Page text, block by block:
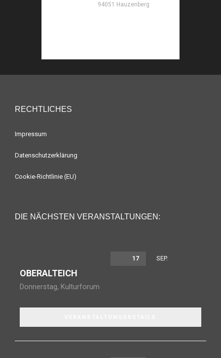
94051 Hauzenberg
RECHTLICHES
Impressum
Datenschutzerklärung
Cookie-Richtlinie (EU)
DIE NÄCHSTEN VERANSTALTUNGEN:
17 SEP.
OBERALTEICH
Donnerstag, Kulturforum